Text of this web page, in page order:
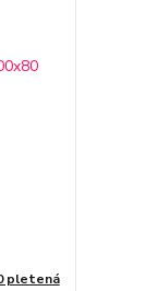
pletená